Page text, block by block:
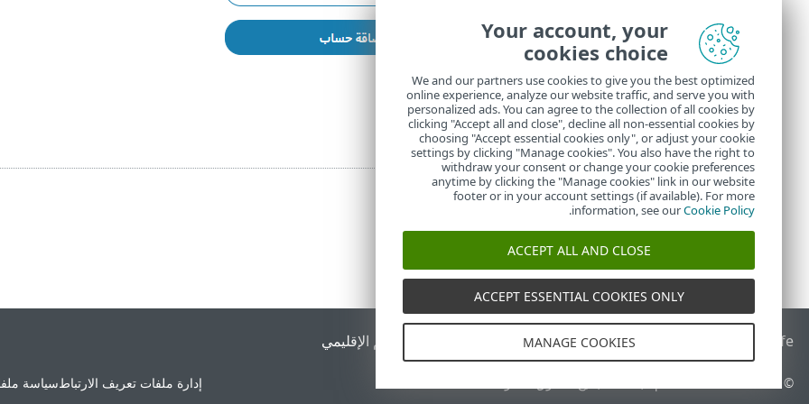
End of Life منتدى ESET ESET Status Portal الدعم الإقليمي
© 1992 - 2026 ESET, spol. s r.o.‎ - جميع الحقوق محفوظة. إدارة ملفات تعريف الارتباطسياسة
Your account, your
cookies choice
We and our partners use cookies to give you the best optimized
online experience, analyze our website traffic, and serve you with
personalized ads. You can agree to the collection of all cookies by
clicking "Accept all and close", decline all non-essential cookies by
choosing "Accept essential cookies only", or adjust your cookie
settings by clicking "Manage cookies". You also have the right to
withdraw your consent or change your cookie preferences
anytime by clicking the "Manage cookies" link in our website
footer or in your account settings (if available). For more
information, see ourCookie Policy
.
ACCEPT ALL AND CLOSE
ACCEPT ESSENTIAL COOKIES ONLY
MANAGE COOKIES